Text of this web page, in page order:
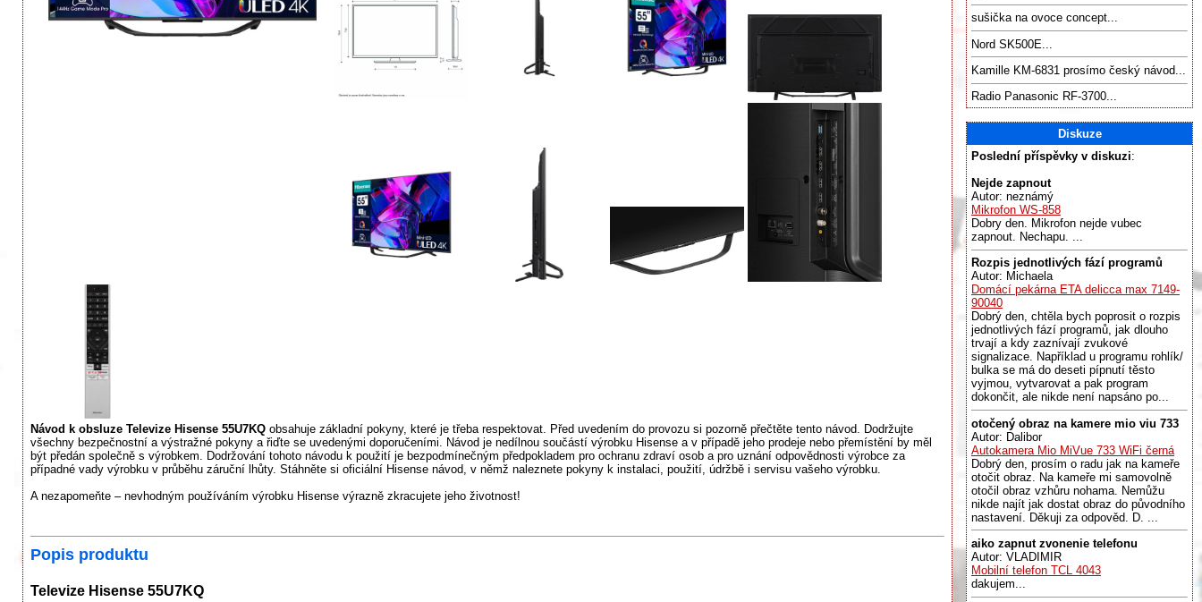
Návod k obsluze Televize Hisense 55U7KQ obsahuje základní pokyny, které je třeba respektovat. Před uvedením do provozu si pozorně přečtěte tento návod. Dodržujte
všechny bezpečnostní a výstražné pokyny a řiďte se uvedenými doporučeními. Návod je nedílnou součástí výrobku Hisense a v případě jeho prodeje nebo přemístění by měl
být předán společně s výrobkem. Dodržování tohoto návodu k použití je bezpodmínečným předpokladem pro ochranu zdraví osob a pro uznání odpovědnosti výrobce za
případné vady výrobku v průběhu záruční lhůty. Stáhněte si oficiální Hisense návod, v němž naleznete pokyny k instalaci, použití, údržbě i servisu vašeho výrobku.
A nezapomeňte – nevhodným používáním výrobku Hisense výrazně zkracujete jeho životnost!
Popis produktu
Televize Hisense 55U7KQ
sušička na ovoce concept...
Nord SK500E...
Kamille KM-6831 prosímo český návod...
Radio Panasonic RF-3700...
Diskuze
Poslední příspěvky v diskuzi:
Nejde zapnout
Autor: neznámý
Mikrofon WS-858
Dobry den. Mikrofon nejde vubec
zapnout. Nechapu. ...
Rozpis jednotlivých fází programů
Autor: Michaela
Domácí pekárna ETA delicca max 7149-
90040
Dobrý den, chtěla bych poprosit o rozpis
jednotlivých fází programů, jak dlouho
trvají a kdy zaznívají zvukové
signalizace. Například u programu rohlík/
bulka se má do deseti pípnutí těsto
vyjmou, vytvarovat a pak program
dokončit, ale nikde není napsáno po...
otočený obraz na kamere mio viu 733
Autor: Dalibor
Autokamera Mio MiVue 733 WiFi černá
Dobrý den, prosím o radu jak na kameře
otočit obraz. Na kameře mi samovolně
otočil obraz vzhůru nohama. Nemůžu
nikde najít jak dostat obraz do původního
nastavení. Děkuji za odpověd. D. ...
aiko zapnut zvonenie telefonu
Autor: VLADIMIR
Mobilní telefon TCL 4043
dakujem...